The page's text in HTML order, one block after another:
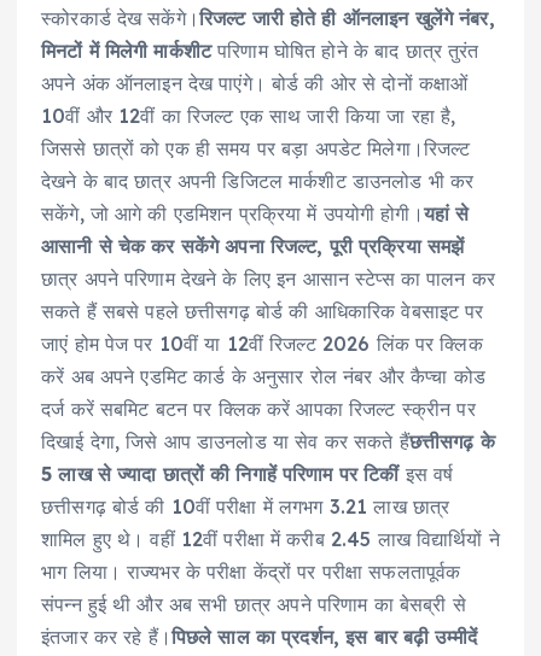
स्कोरकार्ड देख सकेंगे।रिजल्ट जारी होते ही ऑनलाइन खुलेंगे नंबर,
मिनटों में मिलेगी मार्कशीटपरिणाम घोषित होने के बाद छात्र तुरंत
अपने अंक ऑनलाइन देख पाएंगे। बोर्ड की ओर से दोनों कक्षाओं
10वीं और 12वीं का रिजल्ट एक साथ जारी किया जा रहा है,
जिससे छात्रों को एक ही समय पर बड़ा अपडेट मिलेगा।रिजल्ट
देखने के बाद छात्र अपनी डिजिटल मार्कशीट डाउनलोड भी कर
सकेंगे, जो आगे की एडमिशन प्रक्रिया में उपयोगी होगी।यहां से
आसानी से चेक कर सकेंगे अपना रिजल्ट, पूरी प्रक्रिया समझें
छात्र अपने परिणाम देखने के लिए इन आसान स्टेप्स का पालन कर
सकते हैं सबसे पहले छत्तीसगढ़ बोर्ड की आधिकारिक वेबसाइट पर
जाएं होम पेज पर 10वीं या 12वीं रिजल्ट 2026 लिंक पर क्लिक
करें अब अपने एडमिट कार्ड के अनुसार रोल नंबर और कैप्चा कोड
दर्ज करें सबमिट बटन पर क्लिक करें आपका रिजल्ट स्क्रीन पर
दिखाई देगा, जिसे आप डाउनलोड या सेव कर सकते हैंछत्तीसगढ़ के
5 लाख से ज्यादा छात्रों की निगाहें परिणाम पर टिकींइस वर्ष
छत्तीसगढ़ बोर्ड की 10वीं परीक्षा में लगभग 3.21 लाख छात्र
शामिल हुए थे। वहीं 12वीं परीक्षा में करीब 2.45 लाख विद्यार्थियों ने
भाग लिया। राज्यभर के परीक्षा केंद्रों पर परीक्षा सफलतापूर्वक
संपन्न हुई थी और अब सभी छात्र अपने परिणाम का बेसब्री से
इंतजार कर रहे हैं।पिछले साल का प्रदर्शन, इस बार बढ़ी उम्मीदें